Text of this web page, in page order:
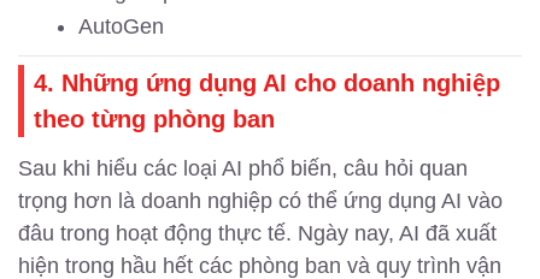
AutoGen
4. Những ứng dụng AI cho doanh nghiệp
theo từng phòng ban
Sau khi hiểu các loại AI phổ biến, câu hỏi quan
trọng hơn là doanh nghiệp có thể ứng dụng AI vào
đâu trong hoạt động thực tế. Ngày nay, AI đã xuất
hiện trong hầu hết các phòng ban và quy trình vận